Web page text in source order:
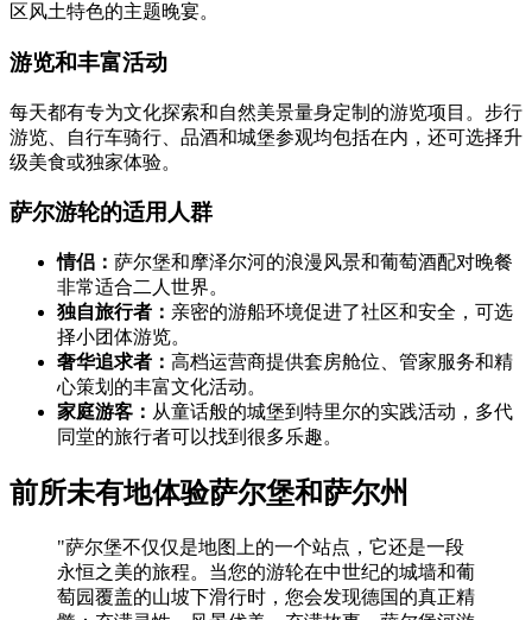
区风土特色的主题晚宴。
游览和丰富活动
每天都有专为文化探索和自然美景量身定制的游览项目。步行
游览、自行车骑行、品酒和城堡参观均包括在内，还可选择升
级美食或独家体验。
萨尔游轮的适用人群
情侣： 萨尔堡和摩泽尔河的浪漫风景和葡萄酒配对晚餐
非常适合二人世界。
独自旅行者： 亲密的游船环境促进了社区和安全，可选
择小团体游览。
奢华追求者： 高档运营商提供套房舱位、管家服务和精
心策划的丰富文化活动。
家庭游客： 从童话般的城堡到特里尔的实践活动，多代
同堂的旅行者可以找到很多乐趣。
前所未有地体验萨尔堡和萨尔州
"萨尔堡不仅仅是地图上的一个站点，它还是一段
永恒之美的旅程。当您的游轮在中世纪的城墙和葡
萄园覆盖的山坡下滑行时，您会发现德国的真正精